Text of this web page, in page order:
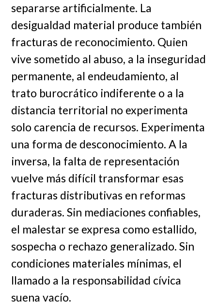
separarse artificialmente. La
desigualdad material produce también
fracturas de reconocimiento. Quien
vive sometido al abuso, a la inseguridad
permanente, al endeudamiento, al
trato burocrático indiferente o a la
distancia territorial no experimenta
solo carencia de recursos. Experimenta
una forma de desconocimiento. A la
inversa, la falta de representación
vuelve más difícil transformar esas
fracturas distributivas en reformas
duraderas. Sin mediaciones confiables,
el malestar se expresa como estallido,
sospecha o rechazo generalizado. Sin
condiciones materiales mínimas, el
llamado a la responsabilidad cívica
suena vacío.